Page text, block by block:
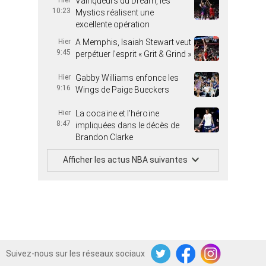
10:23
Mystics réalisent une
excellente opération
Hier
9:45
A Memphis, Isaiah Stewart veut
perpétuer l’esprit « Grit & Grind »
Hier
9:16
Gabby Williams enfonce les
Wings de Paige Bueckers
Hier
8:47
La cocaïne et l’héroïne
impliquées dans le décès de
Brandon Clarke
Afficher les actus NBA suivantes
Suivez-nous sur les réseaux sociaux
TwitterFacebookInstagram